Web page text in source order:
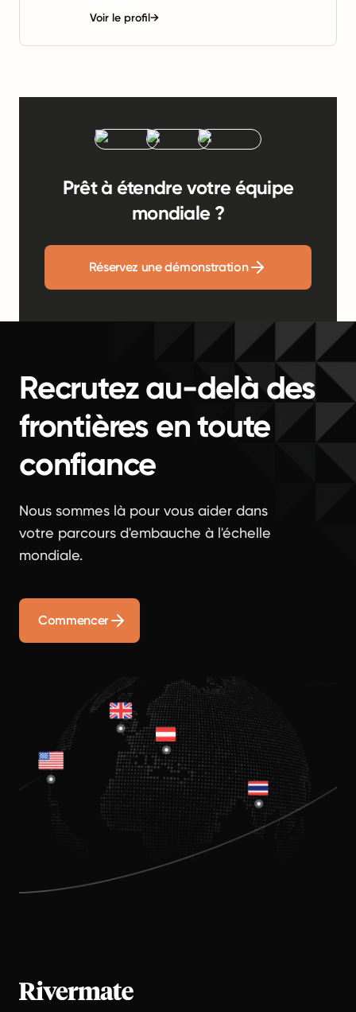
Voir le profil→
Prêt à étendre votre équipe
mondiale ?
Réservez une démonstration
Recrutez au-delà des
frontières en toute
confiance
Nous sommes là pour vous aider dans
votre parcours d'embauche à l'échelle
mondiale.
Commencer